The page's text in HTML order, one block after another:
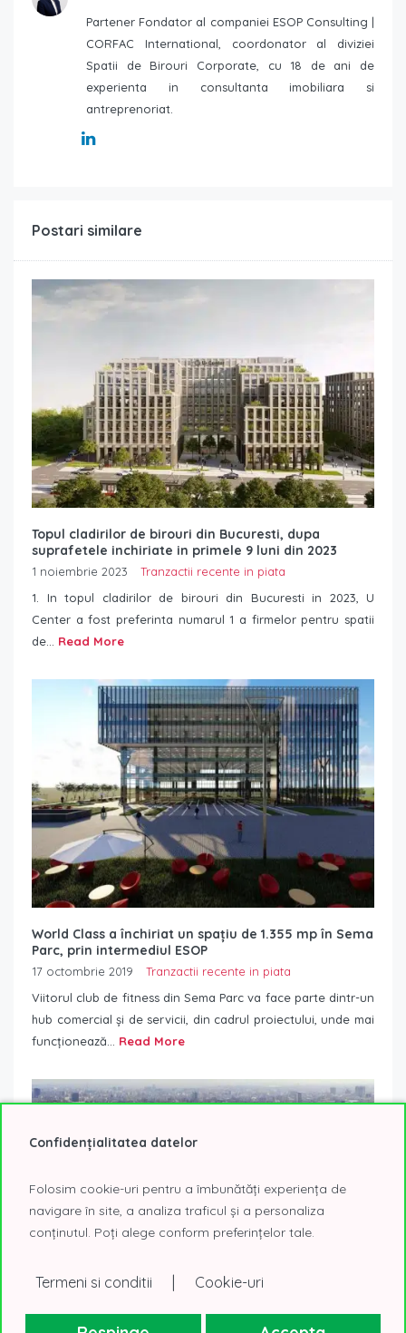
Partener Fondator al companiei ESOP Consulting |
CORFAC International, coordonator al diviziei
Spatii de Birouri Corporate, cu 18 de ani de
experienta in consultanta imobiliara si
antreprenoriat.
Postari similare
Topul cladirilor de birouri din Bucuresti, dupa
suprafetele inchiriate in primele 9 luni din 2023
1 noiembrie 2023
Tranzactii recente in piata
1. In topul cladirilor de birouri din Bucuresti in 2023, U
Center a fost preferinta numarul 1 a firmelor pentru spatii
de... Read More
World Class a închiriat un spațiu de 1.355 mp în Sema
Parc, prin intermediul ESOP
17 octombrie 2019
Tranzactii recente in piata
Viitorul club de fitness din Sema Parc va face parte dintr-un
hub comercial și de servicii, din cadrul proiectului, unde mai
funcționează... Read More
Confidențialitatea datelor
Folosim cookie-uri pentru a îmbunătăți experiența de
navigare în site, a analiza traficul și a personaliza
conținutul. Poți alege conform preferințelor tale.
Termeni si conditii | Cookie-uri